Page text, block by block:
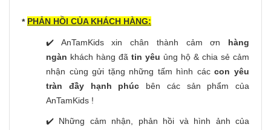
* PHẢN HỒI CỦA KHÁCH HÀNG:
✔️ AnTamKids xin chân thành cảm ơn hàng
ngàn khách hàng đã tin yêu ủng hộ & chia sẻ cảm
nhận cùng gửi tặng những tấm hình cáccon yêu
tràn đầy hạnh phúc bên các sản phẩm của
AnTamKids !
✔️ Những cảm nhận, phản hồi và hình ảnh của